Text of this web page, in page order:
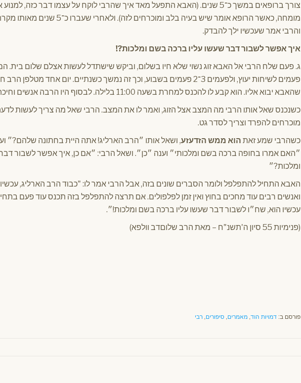
צורך ברופאים במשך כ־5 שנים. (האבא התפעל מאד איך שהרבי לוקח על עצמו דבר כזה,
מומחה, כאשר הרופא אומר שיש בעיה בלב
והרבי אמר שעכשיו ילך להבדק.
איך אפשר לשבור דבר שעשו עליו ברכה בשם ומלכות?!
ג. פעם שלח הרבי אל האבא זוג נשוי שלא חיו בשלום, וביקש שישתדל לעשות אצלם שלום בית.
פעמים לשיחות יעוץ, ולפעמים 3־2 פעמים בשבוע, וכך זה נמשך כשנתיים. יום אחד
שהאבא יבוא אליו. הוא קבע לו להכנס למחרת בשעה 11:00 בלילה. לבסוף היו הרבה אנשים וחיכה עד 2:30 בערך.
כשנכנס שאל אותו הרבי מה המצב אצל הזוג, ואמר לו את המצב. הרבי שאל מה צריך לעשות
מוכרחים להפרד וצריך לסדר גט.
כשהרבי שמע זאת הוא ממש הזדעזע, ושאל אותו ״הרב הארליג! אתה היית בחתונה שלהם?״
״האם אמרו בחופה ברכה בשם ומלכותי״ וענה ״כן״. ושאל הרבי: ״אם כן, איך אפשר לשבור
ומלכות?״
ואנשים רבים עוד מחכים בחוץ ואין זמן לפלפולים. אם תרצה להתפלפל בזה תכנס עוד פעם
עכשיו הוא, שח״ו לשבור דבר שעשו עליו ברכה בשם ומלכות!״.
(פנימיות 55 סיון ה'תשנ"ח – מאת הרב שלוםדב וולפא)
פורסם ב: דמויות הוד, מאמרים, סיפורים, רבי